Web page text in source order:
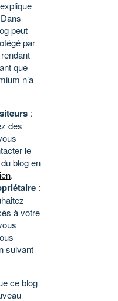
peut
par
que
n’a
:
des
le
blog en
.
:
à votre
suivant
ce blog